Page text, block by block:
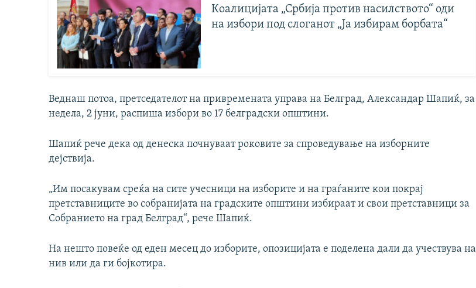
Коалицијата „Србија против насилството“ оди
на избори под слоганот „Ја избирам борбата“
Веднаш потоа, претседателот на привремената управа на Белград, Александар Шапиќ, за
недела, 2 јуни, распиша избори во 17 белградски општини.
Шапиќ рече дека од денеска почнуваат роковите за спроведување на изборните
дејствија.
„Им посакувам среќа на сите учесници на изборите и на граѓаните кои покрај
претставниците во собранијата на градските општини избираат и свои претставници за
Собранието на град Белград“, рече Шапиќ.
На нешто повеќе од еден месец до изборите, опозицијата е поделена дали да учествува на
нив или да ги бојкотира.